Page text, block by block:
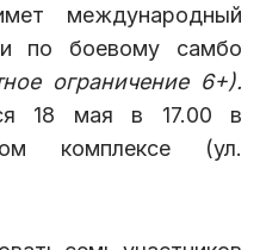
международный
по боевому самбо
ограничение 6+).
18 мая в 17.00 в
комплексе (ул.